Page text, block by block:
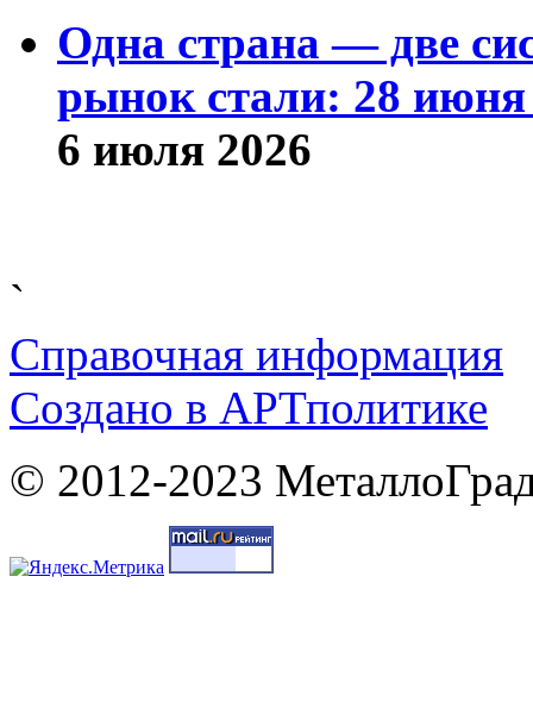
Одна страна — две
рынок стали: 28
6 июля 2026
`
Справочная информация
Cоздано в АРТполитике
© 2012-2023